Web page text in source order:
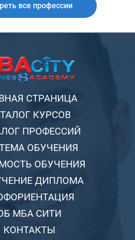
все профессии
СТРАНИЦА
КУРСОВ
ПРОФЕССИЙ
ОБУЧЕНИЯ
ОБУЧЕНИЯ
ДИПЛОМА
МБА СИТИ
КОНТАКТЫ